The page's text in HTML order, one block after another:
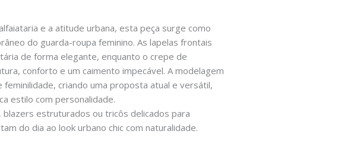
e a atitude urbana, esta peça surge como
do guarda-roupa feminino. As lapelas frontais
de forma elegante, enquanto o crepe de
conforto e um caimento impecável. A modelagem
feminilidade, criando uma proposta atual e versátil,
estilo com personalidade.
blazers estruturados ou tricôs delicados para
do dia ao look urbano chic com naturalidade.